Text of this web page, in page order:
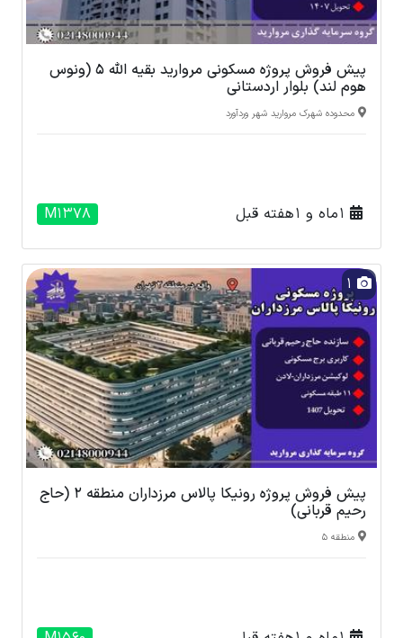
پیش فروش پروژه مسکونی مروارید بقیه الله 5 (ونوس
هوم لند) بلوار اردستانی
محدوده شهرک مروارید شهر وردآورد
M1378
پیش فروش پروژه رونیکا پالاس مرزداران منطقه 2 (حاج
رحیم قربانی)
منطقه 5